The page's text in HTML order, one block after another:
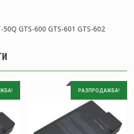
GTS-600 GTS-601 GTS-602
РАЗПРОДАЖБА!